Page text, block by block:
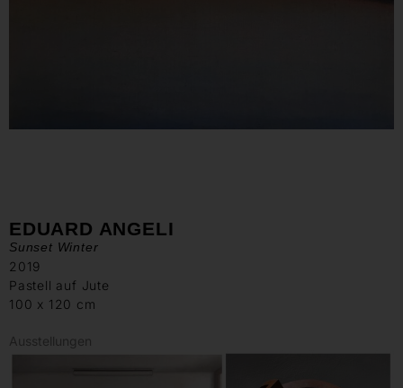
EDUARD ANGELI
Sunset Winter
2019
Pastell auf Jute
100 x 120 cm
Ausstellungen